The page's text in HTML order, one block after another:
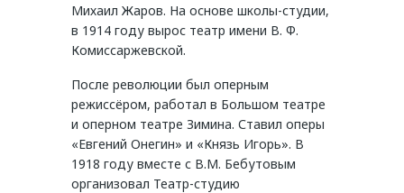
Михаил Жаров. На основе школы-студии,
в 1914 году вырос театр имени В. Ф.
Комиссаржевской.
После революции был оперным
режиссёром, работал в Большом театре
и оперном театре Зимина. Ставил оперы
«Евгений Онегин» и «Князь Игорь». В
1918 году вместе с В.М. Бебутовым
организовал Театр-студию